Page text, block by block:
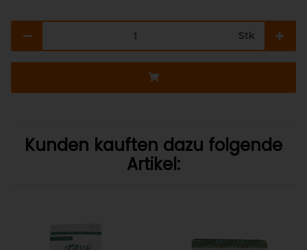
Stk
Kunden kauften dazu folgende
Artikel: